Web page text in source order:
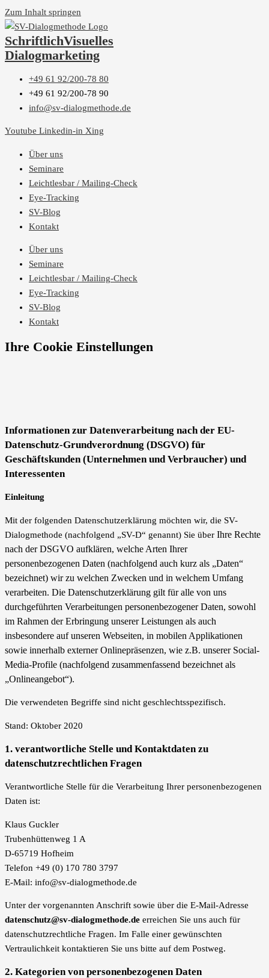
Zum Inhalt springen
SchriftlichVisuelles
Dialogmarketing
+49 61 92/200-78 80
+49 61 92/200-78 90
info@sv-dialogmethode.de
Youtube Linkedin-in Xing
Über uns
Seminare
Leichtlesbar / Mailing-Check
Eye-Tracking
SV-Blog
Kontakt
Über uns
Seminare
Leichtlesbar / Mailing-Check
Eye-Tracking
SV-Blog
Kontakt
Ihre Cookie Einstellungen
Informationen zur Datenverarbeitung nach der EU-
Datenschutz-Grundverordnung (DSGVO) für
Geschäftskunden (Unternehmen und Verbraucher) und
Interessenten
Einleitung
Mit der folgenden Datenschutzerklärung möchten wir, die SV-
Dialogmethode (nachfolgend „SV-D“ genannt) Sie über Ihre Rechte
nach der DSGVO aufklären, welche Arten Ihrer
personenbezogenen Daten (nachfolgend auch kurz als „Daten“
bezeichnet) wir zu welchen Zwecken und in welchem Umfang
verarbeiten. Die Datenschutzerklärung gilt für alle von uns
durchgeführten Verarbeitungen personenbezogener Daten, sowohl
im Rahmen der Erbringung unserer Leistungen als auch
insbesondere auf unseren Webseiten, in mobilen Applikationen
sowie innerhalb externer Onlinepräsenzen, wie z.B. unserer Social-
Media-Profile (nachfolgend zusammenfassend bezeichnet als
„Onlineangebot“).
Die verwendeten Begriffe sind nicht geschlechtsspezifisch.
Stand: Oktober 2020
1. verantwortliche Stelle und Kontaktdaten zu
datenschutzrechtlichen Fragen
Verantwortliche Stelle für die Verarbeitung Ihrer personenbezogenen
Daten ist:
Klaus Guckler
Trubenhüttenweg 1 A
D-65719 Hofheim
Telefon +49 (0) 170 780 3797
E-Mail: info@sv-dialogmethode.de
Unter der vorgenannten Anschrift sowie über die E-Mail-Adresse
datenschutz@sv-dialogmethode.de erreichen Sie uns auch für
datenschutzrechtliche Fragen. Im Falle einer gewünschten
Vertraulichkeit kontaktieren Sie uns bitte auf dem Postweg.
2. Kategorien von personenbezogenen Daten